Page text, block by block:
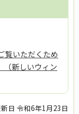
覧いただくため
（新しいウィン
日 令和6年1月23日